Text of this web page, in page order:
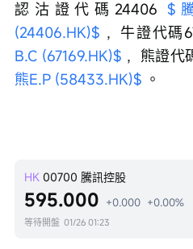
認沽證代碼24406 $
(24406.HK)$ ，牛證代碼
B.C (67169.HK)$ ，熊證代
熊E.P (58433.HK)$ 。
HK 00700 騰訊控股
595.000 +0.000 +0.00%
等待開盤 01/26 01:23